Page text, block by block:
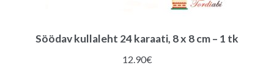
Söödav kullaleht 24 karaati, 8 x 8 cm – 1 tk
12.90€